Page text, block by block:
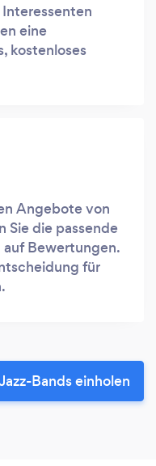
eine
kostenloses
Angebote von
Sie die passende
auf Bewertungen.
für
Bands einholen